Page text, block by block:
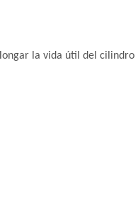
la vida útil del cilindro